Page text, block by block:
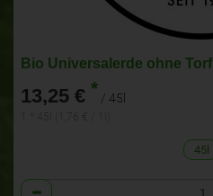
Bio Universalerde ohne Torf
13,25 € * / 45l
45l
Anzahl